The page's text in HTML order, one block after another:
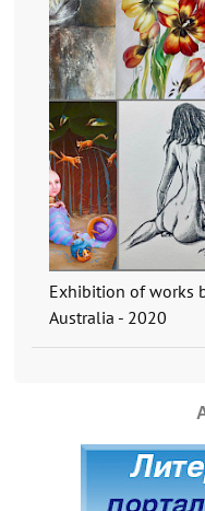
Exhibition of works
Australia - 2020